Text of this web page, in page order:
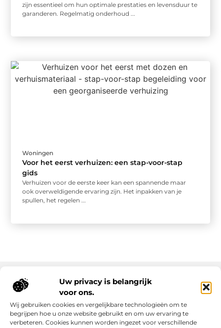
Uw privacy is belangrijk
voor ons.
Wij gebruiken cookies en vergelijkbare technologieën om te
begrijpen hoe u onze website gebruikt en om uw ervaring te
verbeteren. Cookies kunnen worden ingezet voor verschillende
zijn essentieel om hun optimale prestaties en levensduur te
garanderen. Regelmatig onderhoud ...
Woningen
Voor het eerst verhuizen: een stap-voor-stap
gids
Verhuizen voor de eerste keer kan een spannende maar
ook overweldigende ervaring zijn. Het inpakken van je
spullen, het regelen ...
Onze informatie